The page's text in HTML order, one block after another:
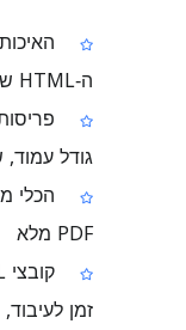
ה‑HTML שסיפקת
גודל עמוד,
PDF מלא
זמן